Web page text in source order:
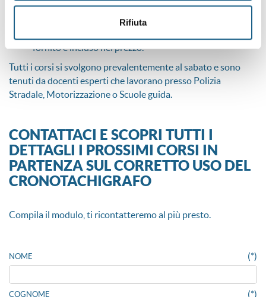
Rifiuta
I corsi consentono di rispettare:
l’obbligo di formazione quinquennale;
fornito e incluso nel prezzo.
Tutti i corsi si svolgono prevalentemente al sabato e sono
tenuti da docenti esperti che lavorano presso Polizia
Stradale, Motorizzazione o Scuole guida.
CONTATTACI E SCOPRI TUTTI I
DETTAGLI I PROSSIMI CORSI IN
PARTENZA SUL CORRETTO USO DEL
CRONOTACHIGRAFO
Compila il modulo, ti ricontatteremo al più presto.
NOME (*)
COGNOME (*)